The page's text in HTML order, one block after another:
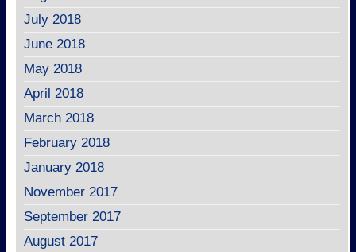
July 2018
June 2018
May 2018
April 2018
March 2018
February 2018
January 2018
November 2017
September 2017
August 2017